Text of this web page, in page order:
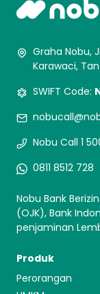
Graha Nobu,
Karawaci,
SWIFT Code:
Nobu Call 1
0811 8512 728
Nobu Bank
(OJK), Bank
penjaminan
Produk
Perorangan